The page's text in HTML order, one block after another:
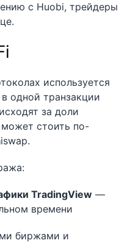
с Huobi, трейдеры
используется
в одной транзакции
за доли
стоить по-
TradingView —
времени
биржами и